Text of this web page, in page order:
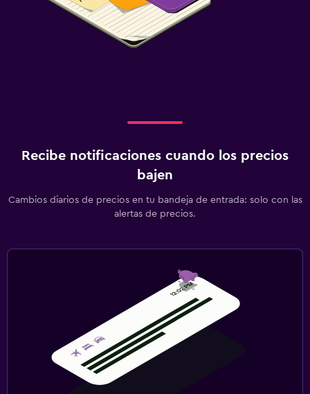
Recibe notificaciones cuando los precios
bajen
Cambios diarios de precios en tu bandeja de entrada: solo con las
alertas de precios.